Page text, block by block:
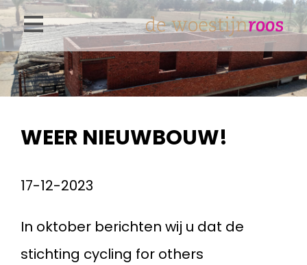
Overslaan
en
naar
de
gaan
WEER NIEUWBOUW!
17-12-2023
In oktober berichten wij u dat de
stichting cycling for others